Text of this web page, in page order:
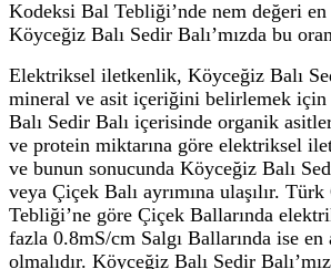
Kodeksi Bal Tebliği’nde nem değeri
Köyceğiz Balı Sedir Balı’mızda bu
Elektriksel iletkenlik, Köyceğiz Balı
mineral ve asit içeriğini belirlemek
Balı Sedir Balı içerisinde organik
ve protein miktarına göre elektriksel
ve bunun sonucunda Köyceğiz Balı
veya Çiçek Balı ayrımına ulaşılır.
Tebliği’ne göre Çiçek Ballarında
fazla 0.8mS/cm Salgı Ballarında ise en
olmalıdır. Köyceğiz Balı Sedir